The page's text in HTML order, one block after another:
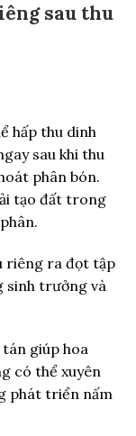
sau thu
hấp thu dinh
sau khi thu
phân bón.
tạo đất trong
riêng ra đọt tập
sinh trưởng và
giúp hoa
có thể xuyên
phát triển nấm